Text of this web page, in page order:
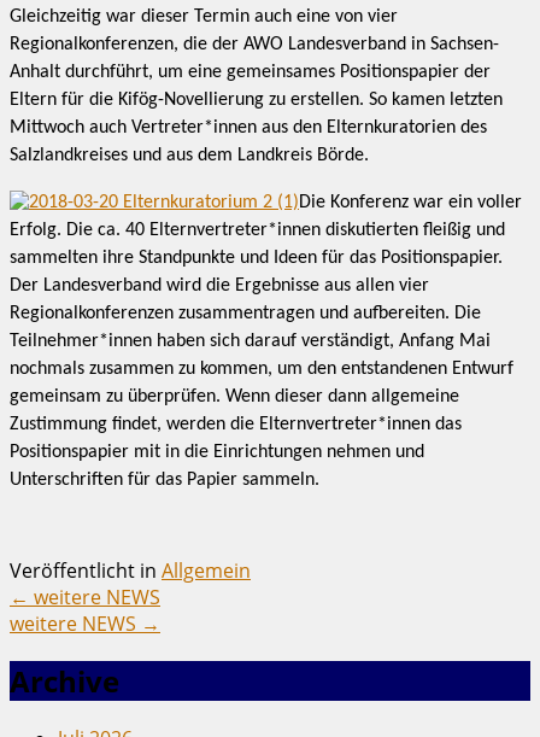
Gleichzeitig war dieser Termin auch eine von vier
Regionalkonferenzen, die der AWO Landesverband in Sachsen-
Anhalt durchführt, um eine gemeinsames Positionspapier der
Eltern für die Kifög-Novellierung zu erstellen. So kamen letzten
Mittwoch auch Vertreter*innen aus den Elternkuratorien des
Salzlandkreises und aus dem Landkreis Börde.
Die Konferenz war ein voller
Erfolg. Die ca. 40 Elternvertreter*innen diskutierten fleißig und
sammelten ihre Standpunkte und Ideen für das Positionspapier.
Der Landesverband wird die Ergebnisse aus allen vier
Regionalkonferenzen zusammentragen und aufbereiten. Die
Teilnehmer*innen haben sich darauf verständigt, Anfang Mai
nochmals zusammen zu kommen, um den entstandenen Entwurf
gemeinsam zu überprüfen. Wenn dieser dann allgemeine
Zustimmung findet, werden die Elternvertreter*innen das
Positionspapier mit in die Einrichtungen nehmen und
Unterschriften für das Papier sammeln.
Veröffentlicht in Allgemein
← weitere NEWS
weitere NEWS →
Archive